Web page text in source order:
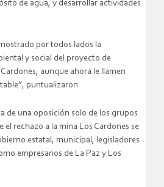
de agua, y desarrollar actividades
por todos lados la
y social del proyecto de
aunque ahora le llamen
puntualizaron.
de una oposición solo de los grupos
el rechazo a la mina Los Cardones se
estatal, municipal, legisladores
empresarios de La Paz y Los